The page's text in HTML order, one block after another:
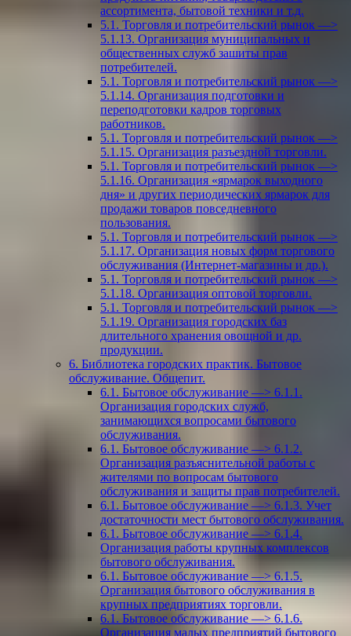
ассортимента, бытовой техники и т.д.
5.1. Торговля и потребительский рынок —>
5.1.13. Организация муниципальных и
общественных служб зашиты прав
потребителей.
5.1. Торговля и потребительский рынок —>
5.1.14. Организация подготовки и
переподготовки кадров торговых
работников.
5.1. Торговля и потребительский рынок —>
5.1.15. Организация разъездной торговли.
5.1. Торговля и потребительский рынок —>
5.1.16. Организация «ярмарок выходного
дня» и других периодических ярмарок для
продажи товаров повседневного
пользования.
5.1. Торговля и потребительский рынок —>
5.1.17. Организация новых форм торгового
обслуживания (Интернет-магазины и др.).
5.1. Торговля и потребительский рынок —>
5.1.18. Организация оптовой торговли.
5.1. Торговля и потребительский рынок —>
5.1.19. Организация городских баз
длительного хранения овощной и др.
продукции.
6. Библиотека городских практик. Бытовое
обслуживание. Общепит.
6.1. Бытовое обслуживание —> 6.1.1.
Организация городских служб,
занимающихся вопросами бытового
обслуживания.
6.1. Бытовое обслуживание —> 6.1.2.
Организация разъяснительной работы с
жителями по вопросам бытового
обслуживания и защиты прав потребителей.
6.1. Бытовое обслуживание —> 6.1.3. Учет
достаточности мест бытового обслуживания.
6.1. Бытовое обслуживание —> 6.1.4.
Организация работы крупных комплексов
бытового обслуживания.
6.1. Бытовое обслуживание —> 6.1.5.
Организация бытового обслуживания в
крупных предприятиях торговли.
6.1. Бытовое обслуживание —> 6.1.6.
Организация малых предприятий бытового